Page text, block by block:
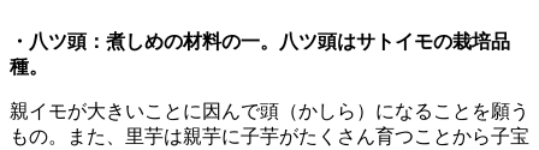
・八ツ頭：煮しめの材料の一。八ツ頭はサトイモの栽培品
種。
親イモが大きいことに因んで頭（かしら）になることを願う
もの。また、里芋は親芋に子芋がたくさん育つことから子宝